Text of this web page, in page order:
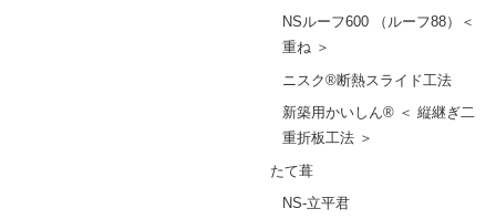
NSルーフ600 （ルーフ88）＜
重ね ＞
ニスク®断熱スライド工法
新築用かいしん® ＜ 縦継ぎ二
重折板工法 ＞
たて葺
NS-立平君